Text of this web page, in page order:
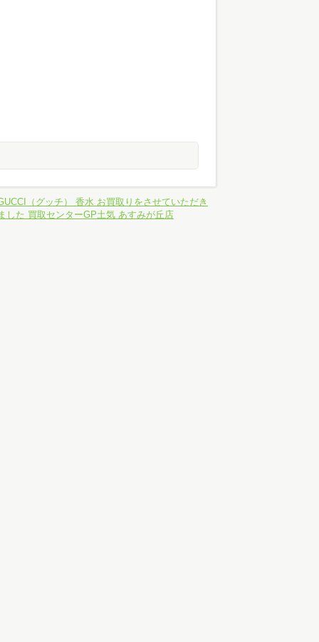
（グッチ） 香水 お買取りをさせていただき
した 買取センターGP土気 あすみが丘店